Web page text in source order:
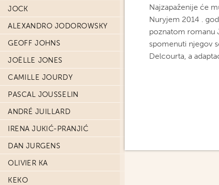
JOCK
ALEXANDRO JODOROWSKY
GEOFF JOHNS
JOËLLE JONES
CAMILLE JOURDY
PASCAL JOUSSELIN
ANDRÉ JUILLARD
IRENA JUKIĆ-PRANJIĆ
DAN JURGENS
OLIVIER KA
KEKO
Najzapaženije će
Nuryjem 2014 .
poznatom romanu
spomenuti njegov
Delcourta, a